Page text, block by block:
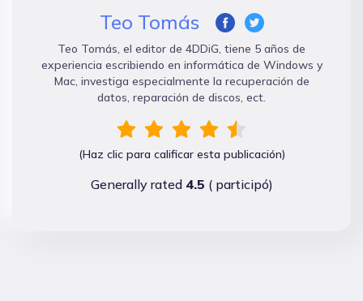
Teo Tomás
Teo Tomás, el editor de 4DDiG, tiene 5 años de
experiencia escribiendo en informática de Windows y
Mac, investiga especialmente la recuperación de
datos, reparación de discos, ect.
(Haz clic para calificar esta publicación)
Generally rated 4.5 (participó)